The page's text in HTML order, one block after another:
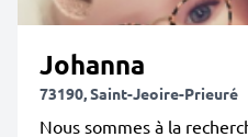
Johanna
73190, Saint-Jeoire-Prieuré
Nous sommes à la